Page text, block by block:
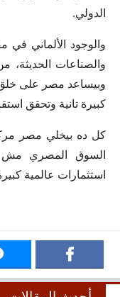
الدولي.
والوجود الألماني في
والصناعات الحديثة،
وبيساعد مصر على خلق
كبيرة تانية وتحقق
كل ده بيخلي مصر
السوق المصري مش
استثمارات عالمية